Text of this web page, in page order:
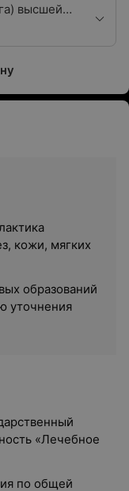
высшей
кожи, мягких
образований
уточнения
«Лечебное
по общей